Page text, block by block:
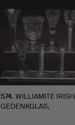
574. WILLIAMITE IRISH
GEDENKGLAS,